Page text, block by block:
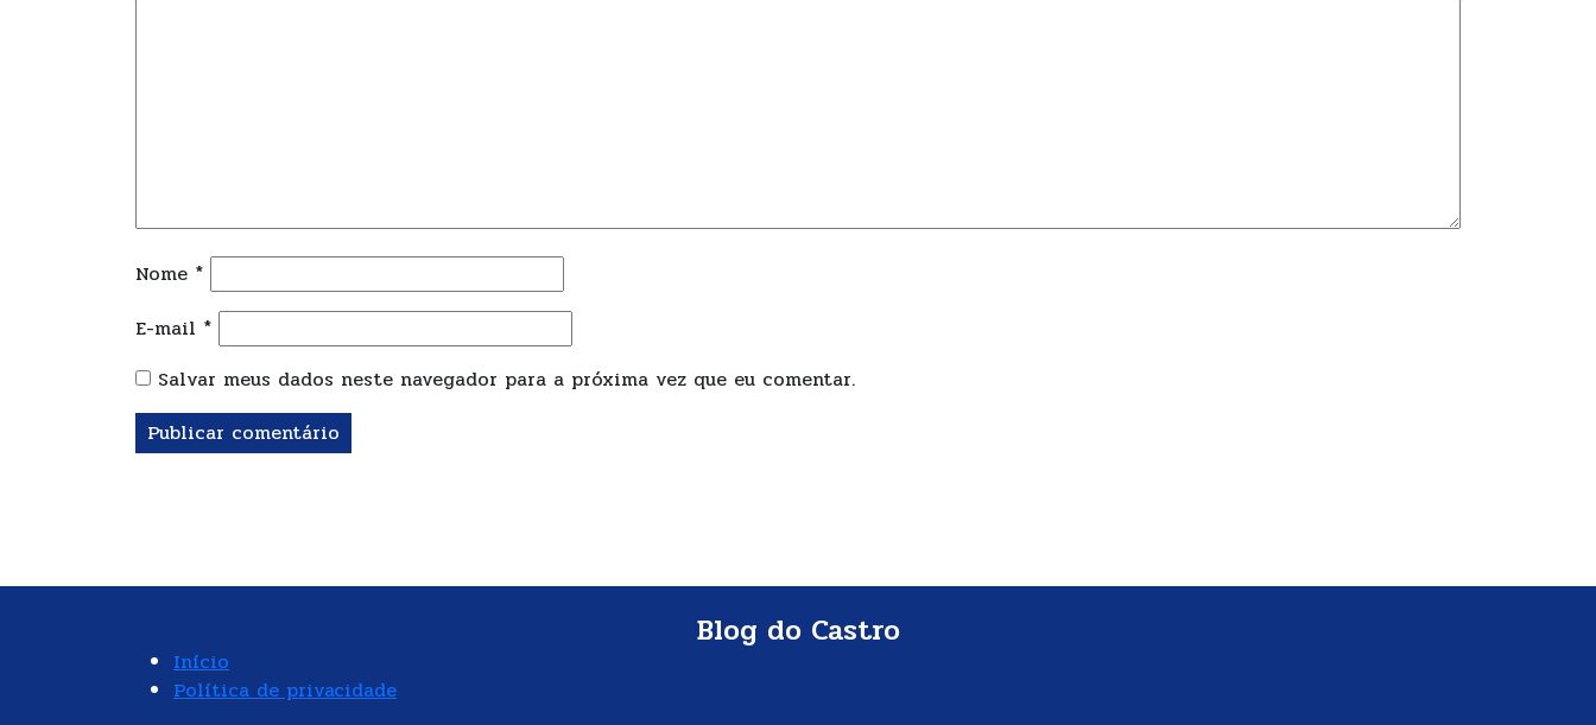
Nome *
E-mail *
Salvar meus dados neste navegador para a próxima vez que eu comentar.
Blog do Castro
Início
Política de privacidade